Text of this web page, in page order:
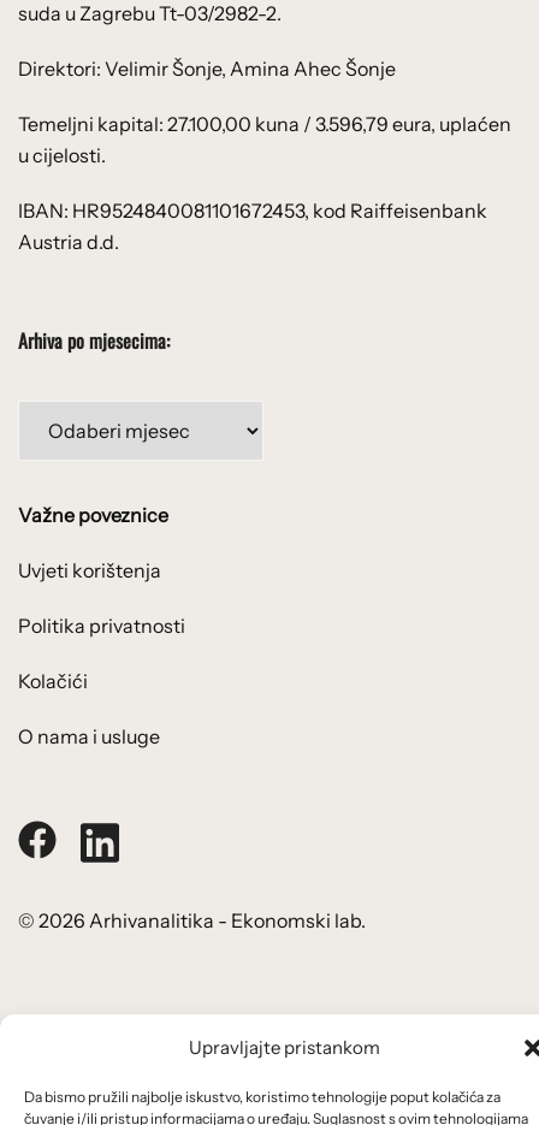
Upravljajte pristankom
Da bismo pružili najbolje iskustvo, koristimo tehnologije poput kolačića za
čuvanje i/ili pristup informacijama o uređaju. Suglasnost s ovim tehnologijama
suda u Zagrebu Tt-03/2982-2.
Direktori: Velimir Šonje, Amina Ahec Šonje
Temeljni kapital: 27.100,00 kuna / 3.596,79 eura, uplaćen
u cijelosti.
IBAN: HR9524840081101672453, kod Raiffeisenbank
Austria d.d.
Arhiva po mjesecima:
Važne poveznice
Uvjeti korištenja
Politika privatnosti
Kolačići
O nama i usluge
© 2026 Arhivanalitika - Ekonomski lab.